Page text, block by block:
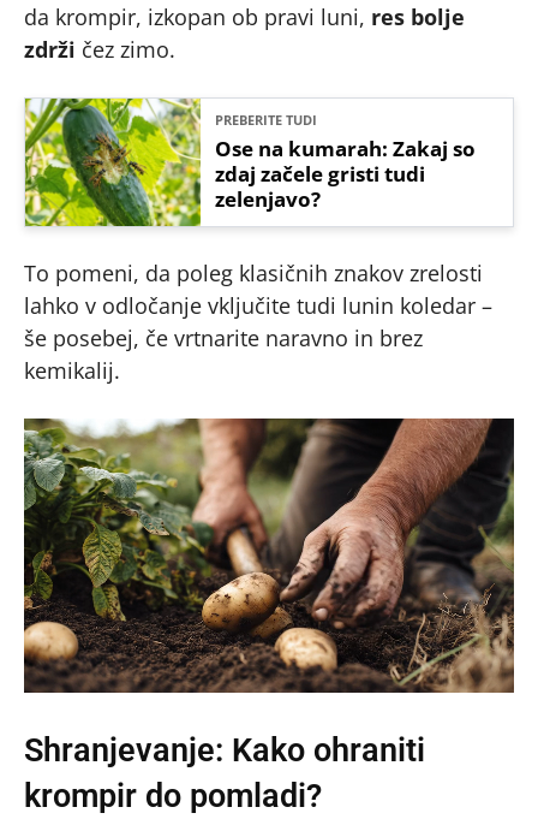
da krompir, izkopan ob pravi luni, res bolje
zdrži čez zimo.
PREBERITE TUDI
Ose na kumarah: Zakaj so
zdaj začele gristi tudi
zelenjavo?
To pomeni, da poleg klasičnih znakov zrelosti
lahko v odločanje vključite tudi lunin koledar –
še posebej, če vrtnarite naravno in brez
kemikalij.
Shranjevanje: Kako ohraniti
krompir do pomladi?